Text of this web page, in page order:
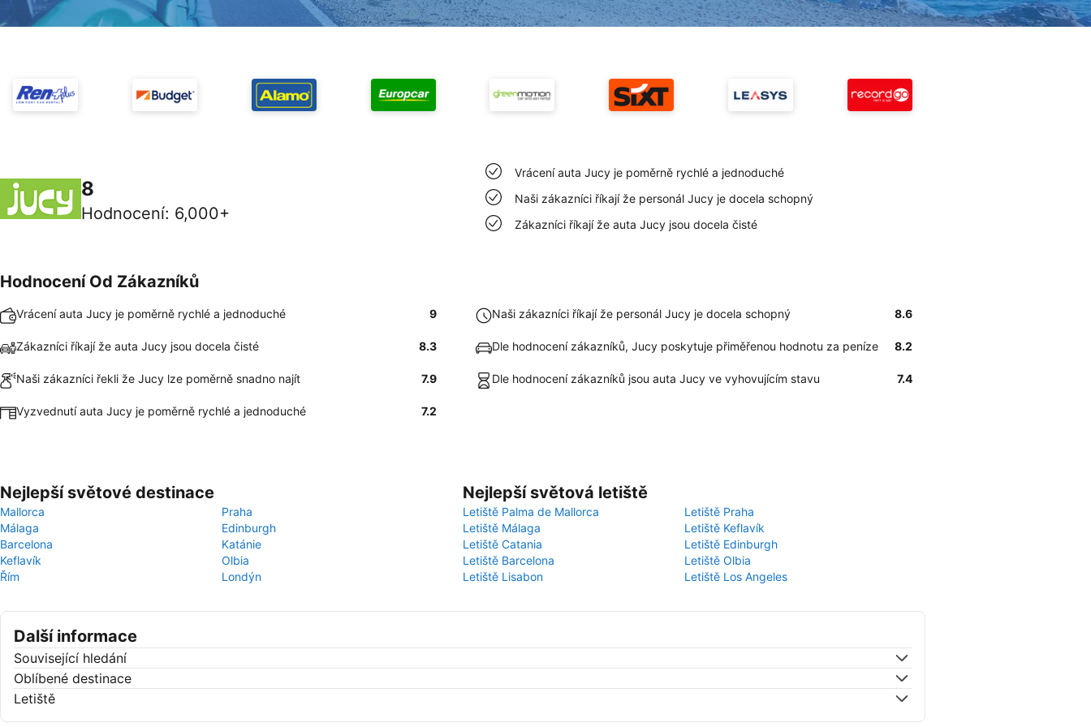
8
Hodnocení: 6,000+
Vrácení auta Jucy je poměrně rychlé a jednoduché
Naši zákazníci říkají že personál Jucy je docela schopný
Zákazníci říkají že auta Jucy jsou docela čisté
Hodnocení Od Zákazníků
Vrácení auta Jucy je poměrně rychlé a jednoduché 9 Naši zákazníci říkají že personál Jucy je docela schopný 8.6
Zákazníci říkají že auta Jucy jsou docela čisté 8.3 Dle hodnocení zákazníků, Jucy poskytuje přiměřenou hodnotu za peníze 8.2
Naši zákazníci řekli že Jucy lze poměrně snadno najít 7.9 Dle hodnocení zákazníků jsou auta Jucy ve vyhovujícím stavu 7.4
Vyzvednutí auta Jucy je poměrně rychlé a jednoduché 7.2
Nejlepší světové destinace
Mallorca
Praha
Málaga
Edinburgh
Barcelona
Katánie
Keflavík
Olbia
Řím
Londýn
Nejlepší světová letiště
Letiště Palma de Mallorca
Letiště Praha
Letiště Málaga
Letiště Keflavík
Letiště Catania
Letiště Edinburgh
Letiště Barcelona
Letiště Olbia
Letiště Lisabon
Letiště Los Angeles
Další informace
Související hledání
Oblíbené destinace
Letiště